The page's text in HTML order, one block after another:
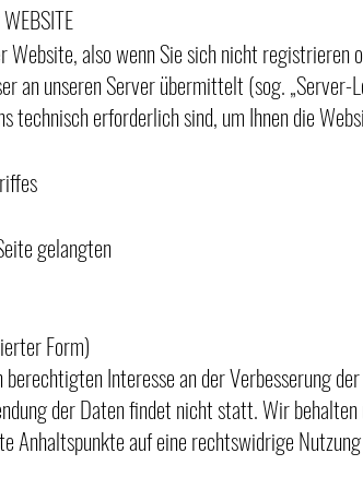
Website, also wenn Sie sich nicht
an unseren Server übermittelt (sog. „Server-
technisch erforderlich sind, um Ihnen die
gelangten
Form)
Interesse an der Verbesserung
der Daten findet nicht statt. Wir
Anhaltspunkte auf eine rechtswidrige